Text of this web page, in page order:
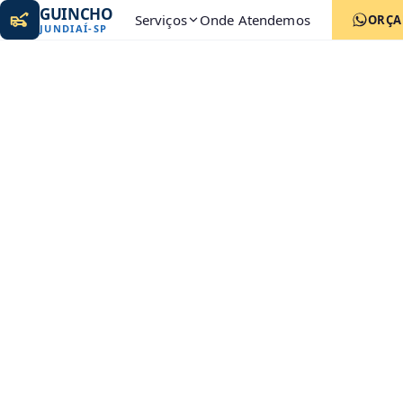
GUINCHO
JUNDIAÍ-SP Serviços Onde Atendemos